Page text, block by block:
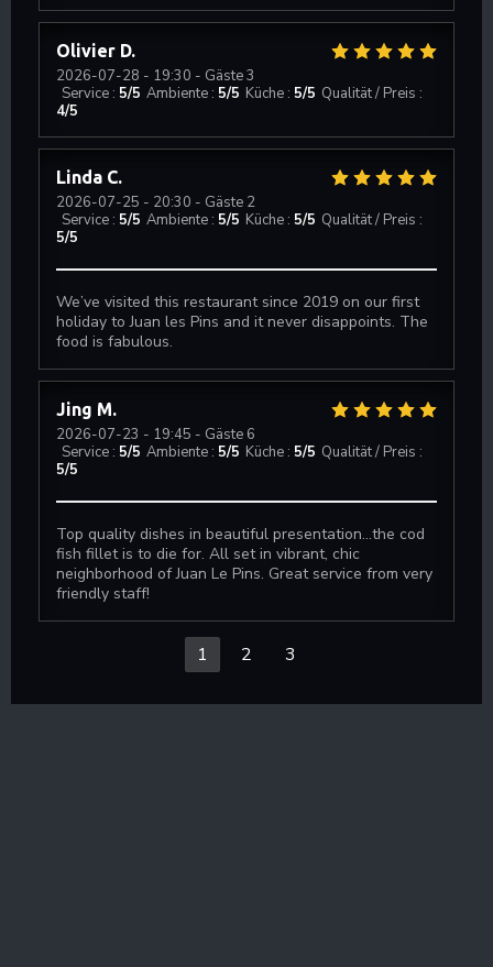
Olivier D
2026-07-28 - 19:30 - Gäste 3
Service : 5/5 Ambiente : 5/5 Küche : 5/5 Qualität / Preis :
4/5
Linda C
2026-07-25 - 20:30 - Gäste 2
Service : 5/5 Ambiente : 5/5 Küche : 5/5 Qualität / Preis :
5/5
We’ve visited this restaurant since 2019 on our first
holiday to Juan les Pins and it never disappoints. The
food is fabulous.
Jing M
2026-07-23 - 19:45 - Gäste 6
Service : 5/5 Ambiente : 5/5 Küche : 5/5 Qualität / Preis :
5/5
Top quality dishes in beautiful presentation...the cod
fish fillet is to die for. All set in vibrant, chic
neighborhood of Juan Le Pins. Great service from very
friendly staff!
1 2 3